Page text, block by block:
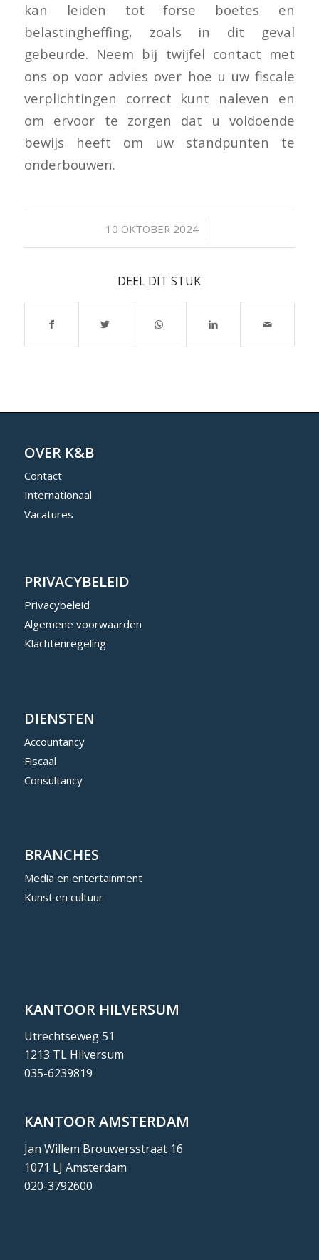
kan leiden tot forse boetes en
belastingheffing, zoals in dit geval
gebeurde. Neem bij twijfel contact met
ons op voor advies over hoe u uw fiscale
verplichtingen correct kunt naleven en
om ervoor te zorgen dat u voldoende
bewijs heeft om uw standpunten te
onderbouwen.
10 OKTOBER 2024
/
DEEL DIT STUK
OVER K&B
Contact
Internationaal
Vacatures
PRIVACYBELEID
Privacybeleid
Algemene voorwaarden
Klachtenregeling
DIENSTEN
Accountancy
Fiscaal
Consultancy
BRANCHES
Media en entertainment
Kunst en cultuur
KANTOOR HILVERSUM
Utrechtseweg 51
1213 TL Hilversum
035-6239819
KANTOOR AMSTERDAM
Jan Willem Brouwersstraat 16
1071 LJ Amsterdam
020-3792600